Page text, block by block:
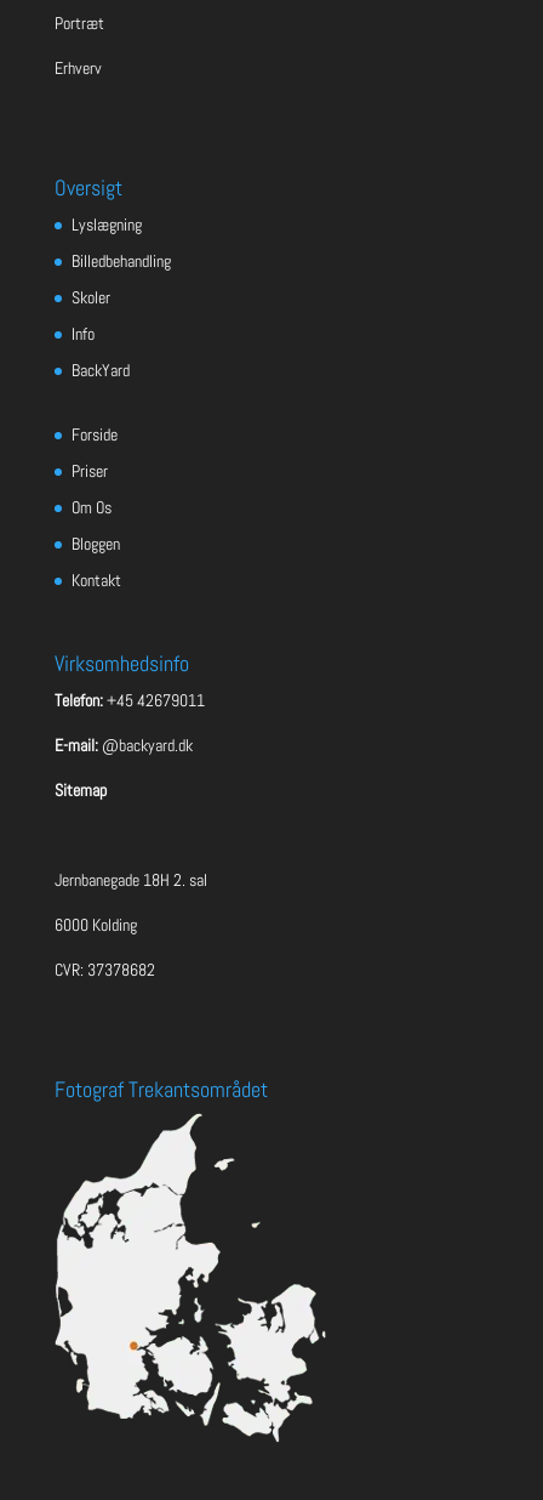
Portræt
Erhverv
Oversigt
Lyslægning
Billedbehandling
Skoler
Info
BackYard
Forside
Priser
Om Os
Bloggen
Kontakt
Virksomhedsinfo
Telefon:+45 42679011
E-mail: @backyard.dk
Sitemap
Jernbanegade 18H 2. sal
6000 Kolding
CVR: 37378682
Fotograf Trekantsområdet